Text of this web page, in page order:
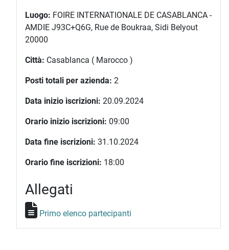
Luogo: FOIRE INTERNATIONALE DE CASABLANCA -
AMDIE J93C+Q6G, Rue de Boukraa, Sidi Belyout
20000
Città: Casablanca ( Marocco )
Posti totali per azienda: 2
Data inizio iscrizioni: 20.09.2024
Orario inizio iscrizioni: 09:00
Data fine iscrizioni: 31.10.2024
Orario fine iscrizioni: 18:00
Allegati
Primo elenco partecipanti